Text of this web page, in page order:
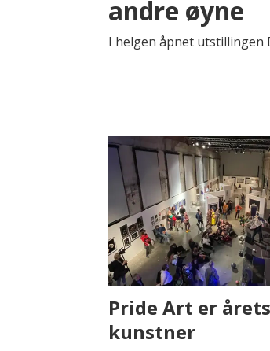
andre øyne
I helgen åpnet utstillingen
Pride Art er
kunstner